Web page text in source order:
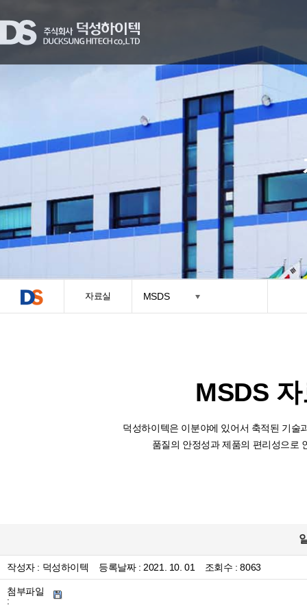
자료실 MSDS
MSDS
덕성하이텍은 이분야에 있어서 축적된 기술
품질의 안정성과 제품의 편리성으로
작성자 : 덕성하이텍 등록날짜 : 2021. 10. 01 조회수 : 8063
첨부파일
: